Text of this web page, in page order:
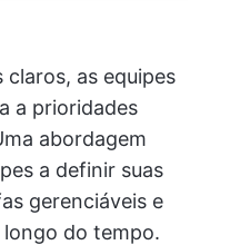
as equipes
a prioridades
abordagem
a definir suas
gerenciáveis e
do tempo.